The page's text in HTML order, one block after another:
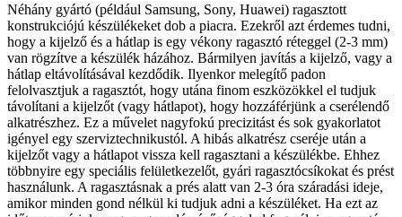
Néhány gyártó (például Samsung, Sony, Huawei) ragasztott
konstrukciójú készülékeket dob a piacra. Ezekről azt érdemes tudni,
hogy a kijelző és a hátlap is egy vékony ragasztó réteggel (2-3 mm)
van rögzítve a készülék házához. Bármilyen javítás a kijelző, vagy a
hátlap eltávolításával kezdődik. Ilyenkor melegítő padon
felolvasztjuk a ragasztót, hogy utána finom eszközökkel el tudjuk
távolítani a kijelzőt (vagy hátlapot), hogy hozzáférjünk a cserélendő
alkatrészhez. Ez a művelet nagyfokú precizitást és sok gyakorlatot
igényel egy szerviztechnikustól. A hibás alkatrész cseréje után a
kijelzőt vagy a hátlapot vissza kell ragasztani a készülékbe. Ehhez
többnyire egy speciális felületkezelőt, gyári ragasztócsíkokat és prést
használunk. A ragasztásnak a prés alatt van 2-3 óra száradási ideje,
amikor minden gond nélkül ki tudjuk adni a készüléket. Ha ezt az